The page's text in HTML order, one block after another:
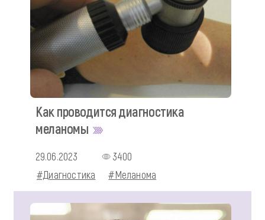
Как проводится диагностика
меланомы
29.06.2023
3400
#Диагностика
#Меланома